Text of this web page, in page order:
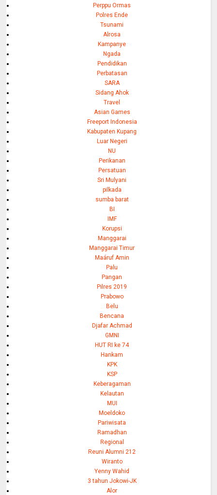
Perppu Ormas
Polres Ende
Tsunami
Alrosa
Kampanye
Ngada
Pendidikan
Perbatasan
SARA
Sidang Ahok
Travel
Asian Games
Freeport Indonesia
Kabupaten Kupang
Luar Negeri
NU
Perikanan
Persatuan
Sri Mulyani
pilkada
sumba barat
BI
IMF
Korupsi
Manggarai
Manggarai Timur
Maáruf Amin
Palu
Pangan
Pilres 2019
Prabowo
Belu
Bencana
Djafar Achmad
GMNI
HUT RI ke 74
Hankam
KPK
KSP
Keberagaman
Kelautan
MUI
Moeldoko
Pariwisata
Ramadhan
Regional
Reuni Alumni 212
Wiranto
Yenny Wahid
3 tahun Jokowi-JK
Alor